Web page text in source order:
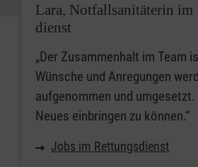
Lara, Notfall­sanitäterin
dienst
„Der Zusammenhalt im Team
Wünsche und Anregungen
aufgenommen und
Neues einbringen zu können.“
Jobs im Rettungsdienst